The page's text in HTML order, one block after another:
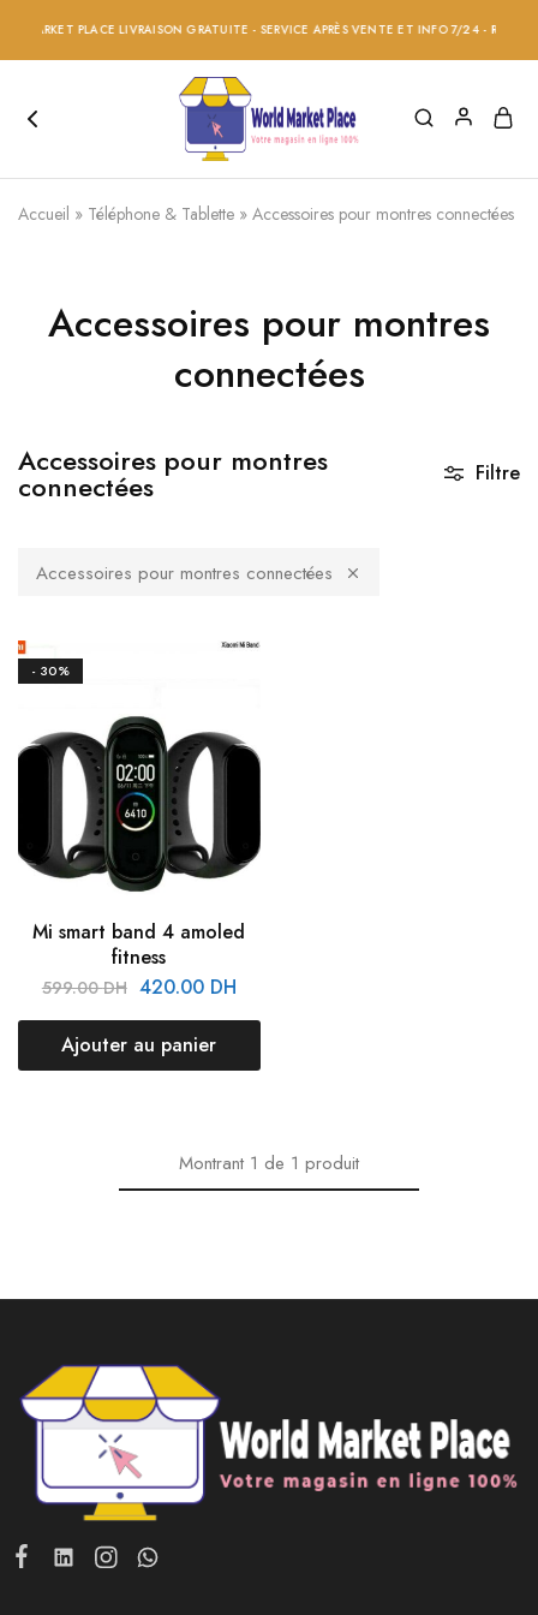
MARKET PLACE LIVRAISON GRATUITE - SERVICE APRÈS VENTE ET INFO 7/24 -
Accueil » Téléphone & Tablette » Accessoires pour montres connectées
Accessoires pour montres
connectées
Accessoires pour montres
connectées Filtre
Accessoires pour montres connectées
- 30%
Mi smart band 4 amoled
fitness
599.00DH 420.00 DH
Ajouter au panier
Montrant 1 de 1 produit